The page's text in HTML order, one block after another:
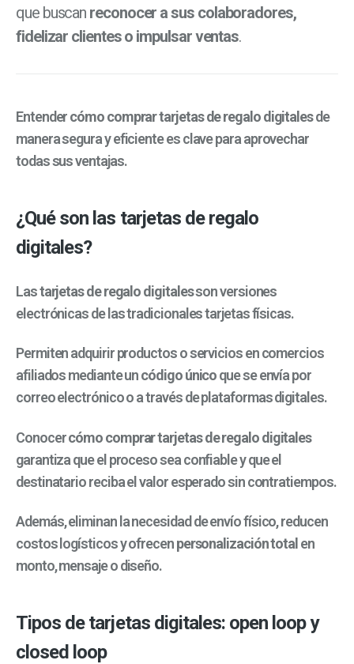
que buscan reconocer a sus colaboradores,
fidelizar clientes o impulsar ventas.
Entendercómo comprar tarjetas de regalo digitalesde
manera segura y eficiente es clave para aprovechar
todas sus ventajas.
¿Qué son las tarjetas de regalo
digitales?
Lastarjetas de regalo digitalesson versiones
electrónicas de las tradicionales tarjetas físicas.
Permiten adquirir productos o servicios en comercios
afiliados mediante uncódigo únicoque se envía por
correo electrónico o a través de plataformas digitales.
Conocercómo comprar tarjetas de regalo digitales
garantiza que el proceso sea confiable y que el
destinatario reciba el valor esperado sin contratiempos.
Además, eliminan la necesidad de envío físico, reducen
costos logísticos y ofrecenpersonalización total en
monto, mensaje o diseño.
Tipos de tarjetas digitales: open loop y
closed loop